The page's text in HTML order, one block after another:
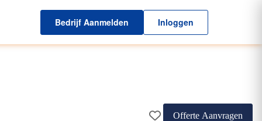
Bedrijf Aanmelden Inloggen
Offerte Aanvragen